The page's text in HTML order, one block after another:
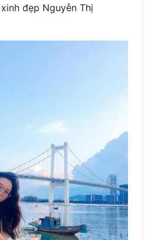
đẹp Nguyễn Thị